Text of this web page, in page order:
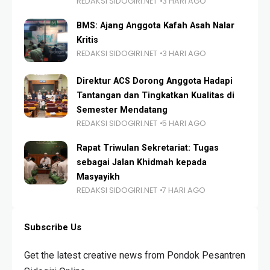
BMS: Ajang Anggota Kafah Asah Nalar
Kritis
REDAKSI SIDOGIRI.NET 3 HARI AGO
Direktur ACS Dorong Anggota Hadapi
Tantangan dan Tingkatkan Kualitas di
Semester Mendatang
REDAKSI SIDOGIRI.NET 5 HARI AGO
Rapat Triwulan Sekretariat: Tugas
sebagai Jalan Khidmah kepada
Masyayikh
REDAKSI SIDOGIRI.NET 7 HARI AGO
Subscribe Us
Get the latest creative news from Pondok Pesantren